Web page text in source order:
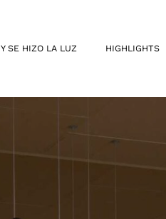
Y SE HIZO LA LUZ HIGHLIGHTS